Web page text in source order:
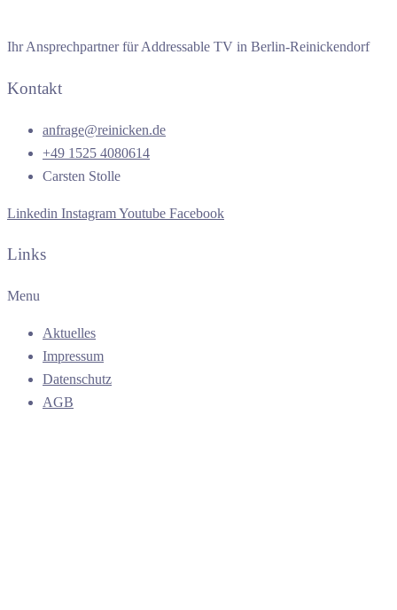
Ihr Ansprechpartner für Addressable TV in Berlin-Reinickendorf
Kontakt
anfrage@reinicken.de
+49 1525 4080614
Carsten Stolle
Linkedin InstagramYoutube Facebook
Links
Menu
Aktuelles
Impressum
Datenschutz
AGB